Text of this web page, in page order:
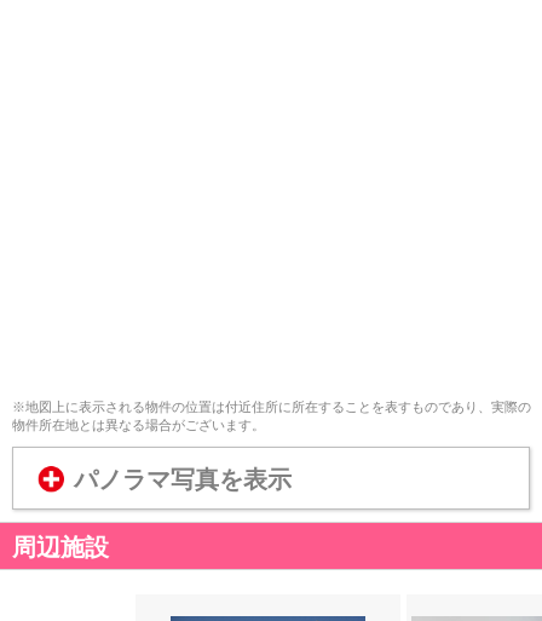
※地図上に表示される物件の位置は付近住所に所在することを表すものであり、実際の
物件所在地とは異なる場合がございます。
パノラマ写真を表示
周辺施設